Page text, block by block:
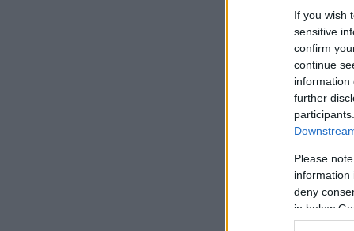
If you wish
sensitive
confirm
continue
information
further
Please
information
deny
in below